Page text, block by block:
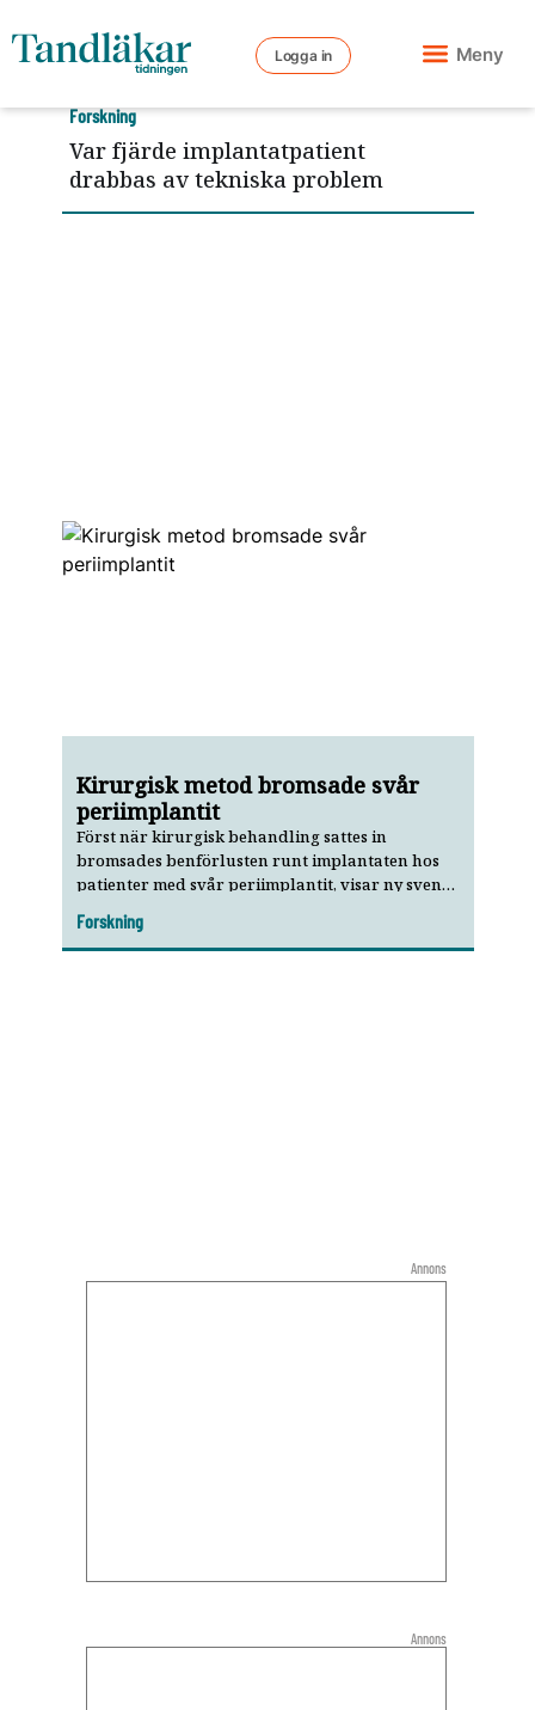
Logga in Meny
Kirurgisk metod bromsade svår
periimplantit
Först när kirurgisk behandling sattes in
bromsades benförlusten runt implantaten hos
patienter med svår periimplantit, visar ny svensk
Forskning
Var fjärde implantatpatient
drabbas av tekniska problem
Forskning
Annons
Annons